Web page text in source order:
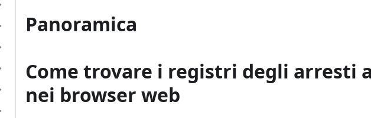
Panoramica
Come trovare i registri degli arresti
nei browser web